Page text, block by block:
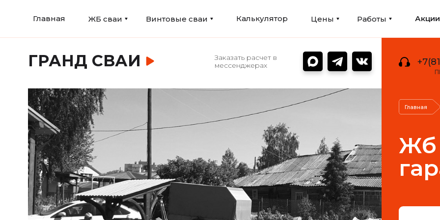
Главная ЖБ сваи Винтовые сваи Калькулятор Цены Работы Акции
ГРАНД СВАИ
Заказать расчет в
мессенджерах
Главная
Жб